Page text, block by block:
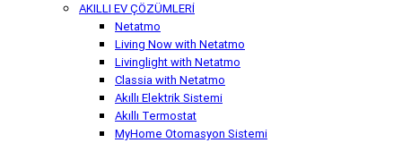
AKILLI EV ÇÖZÜMLERİ
Netatmo
Living Now with Netatmo
Livinglight with Netatmo
Classia with Netatmo
Akıllı Elektrik Sistemi
Akıllı Termostat
MyHome Otomasyon Sistemi